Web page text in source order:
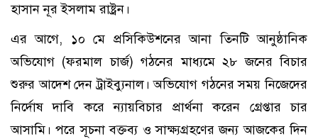
হাসান নূর ইসলাম রাষ্ট্রন।
এর আগে, ১০ মে প্রসিকিউশনের আনা তিনটি আনুষ্ঠানিক
অভিযোগ (ফরমাল চার্জ) গঠনের মাধ্যমে ২৮ জনের বিচার
শুরুর আদেশ দেন ট্রাইব্যুনাল। অভিযোগ গঠনের সময় নিজেদের
নির্দোষ দাবি করে ন্যায়বিচার প্রার্থনা করেন গ্রেপ্তার চার
আসামি। পরে সূচনা বক্তব্য ও সাক্ষ্যগ্রহণের জন্য আজকের দিন